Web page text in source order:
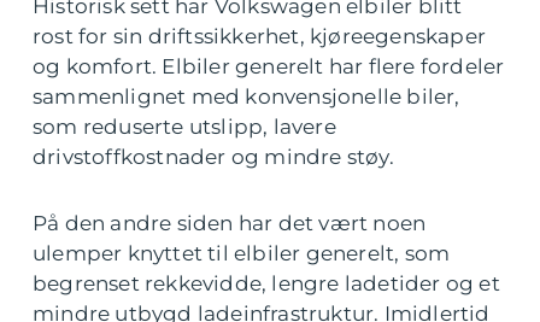
Historisk sett har Volkswagen elbiler blitt
rost for sin driftssikkerhet, kjøreegenskaper
og komfort. Elbiler generelt har flere fordeler
sammenlignet med konvensjonelle biler,
som reduserte utslipp, lavere
drivstoffkostnader og mindre støy.
På den andre siden har det vært noen
ulemper knyttet til elbiler generelt, som
begrenset rekkevidde, lengre ladetider og et
mindre utbygd ladeinfrastruktur. Imidlertid